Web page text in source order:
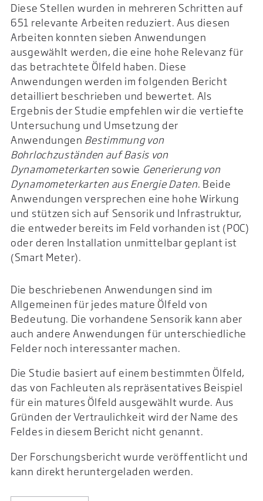
Diese Stellen wurden in mehreren Schritten auf
651 relevante Arbeiten reduziert. Aus diesen
Arbeiten konnten sieben Anwendungen
ausgewählt werden, die eine hohe Relevanz für
das betrachtete Ölfeld haben. Diese
Anwendungen werden im folgenden Bericht
detailliert beschrieben und bewertet. Als
Ergebnis der Studie empfehlen wir die vertiefte
Untersuchung und Umsetzung der
Anwendungen Bestimmung von
Bohrlochzuständen auf Basis von
Dynamometerkarten sowie Generierung von
Dynamometerkarten aus Energie Daten. Beide
Anwendungen versprechen eine hohe Wirkung
und stützen sich auf Sensorik und Infrastruktur,
die entweder bereits im Feld vorhanden ist (POC)
oder deren Installation unmittelbar geplant ist
(Smart Meter).
Die beschriebenen Anwendungen sind im
Allgemeinen für jedes mature Ölfeld von
Bedeutung. Die vorhandene Sensorik kann aber
auch andere Anwendungen für unterschiedliche
Felder noch interessanter machen.
Die Studie basiert auf einem bestimmten Ölfeld,
das von Fachleuten als repräsentatives Beispiel
für ein matures Ölfeld ausgewählt wurde. Aus
Gründen der Vertraulichkeit wird der Name des
Feldes in diesem Bericht nicht genannt.
Der Forschungsbericht wurde veröffentlicht und
kann direkt heruntergeladen werden.